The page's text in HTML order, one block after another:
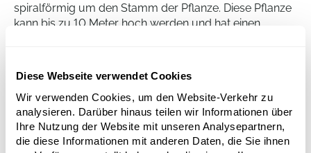
Diese Webseite verwendet Cookies
Wir verwenden Cookies, um den Website-Verkehr zu
analysieren. Darüber hinaus teilen wir Informationen über
Ihre Nutzung der Website mit unseren Analysepartnern,
die diese Informationen mit anderen Daten, die Sie ihnen
spiralförmig um den Stamm der Pflanze. Diese Pflanze
kann bis zu 10 Meter hoch werden und hat einen
Wachstum, was die Pflanze zu einer auffälligen
Erscheinung macht.
Pflege
Die Dracaena deremensis 'Black beauty' erfordert
relativ wenig Pflege. Sie mag helles, indirektes Licht,